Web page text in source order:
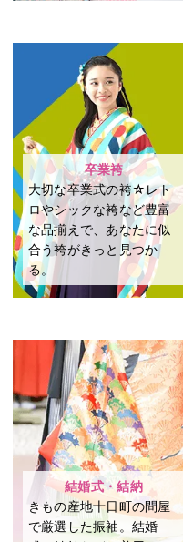
卒業袴
大切な卒業式の袴☆レト
ロやシックな袴など豊富
な品揃えで、あなたに似
合う袴がきっと見つか
る。
結婚式・結納
きもの産地十日町の問屋
で厳選した振袖。結婚